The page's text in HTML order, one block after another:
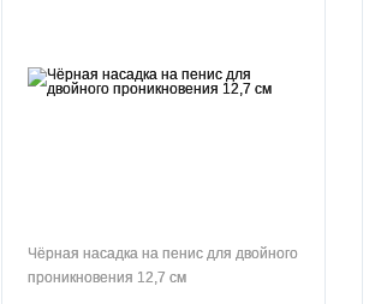
Чёрная насадка на пенис для двойного
проникновения 12,7 см